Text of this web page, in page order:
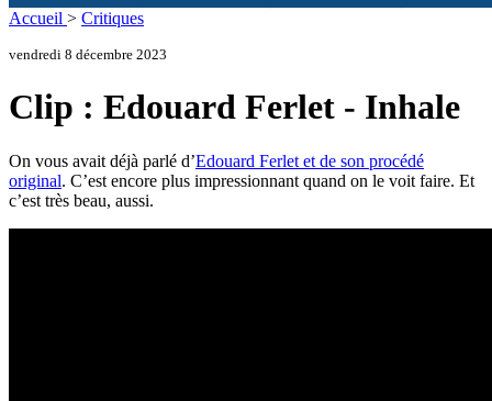
Accueil > Critiques
vendredi 8 décembre 2023
Clip : Edouard Ferlet - Inhale
On vous avait déjà parlé d’Edouard Ferlet et de son procédé
original. C’est encore plus impressionnant quand on le voit faire. Et
c’est très beau, aussi.